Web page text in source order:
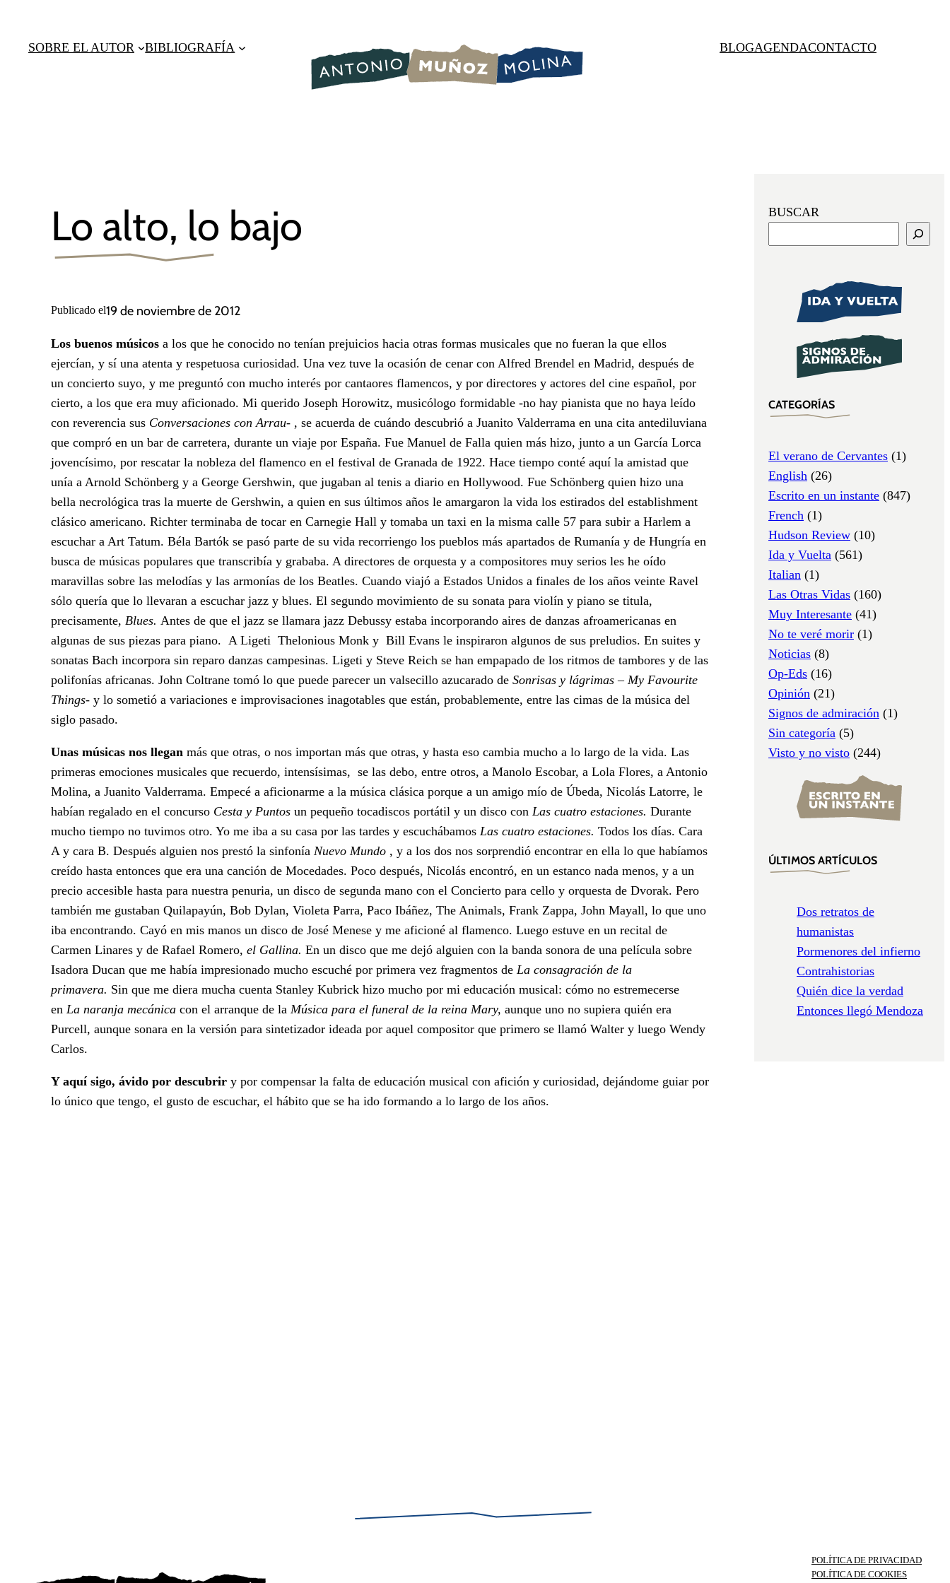
contenido
SOBRE EL AUTOR BIBLIOGRAFÍA BLOGAGENDACONTACTO
Lo alto, lo bajo
Publicado el19 de noviembre de 2012
Los buenos músicos a los que he conocido no tenían prejuicios hacia otras formas musicales que no fueran la que ellos
ejercían, y sí una atenta y respetuosa curiosidad. Una vez tuve la ocasión de cenar con Alfred Brendel en Madrid, después de
un concierto suyo, y me preguntó con mucho interés por cantaores flamencos, y por directores y actores del cine español, por
cierto, a los que era muy aficionado. Mi querido Joseph Horowitz, musicólogo formidable -no hay pianista que no haya leído
con reverencia sus Conversaciones con Arrau- , se acuerda de cuándo descubrió a Juanito Valderrama en una cita antediluviana
que compró en un bar de carretera, durante un viaje por España. Fue Manuel de Falla quien más hizo, junto a un García Lorca
jovencísimo, por rescatar la nobleza del flamenco en el festival de Granada de 1922. Hace tiempo conté aquí la amistad que
unía a Arnold Schönberg y a George Gershwin, que jugaban al tenis a diario en Hollywood. Fue Schönberg quien hizo una
bella necrológica tras la muerte de Gershwin, a quien en sus últimos años le amargaron la vida los estirados del establishment
clásico americano. Richter terminaba de tocar en Carnegie Hall y tomaba un taxi en la misma calle 57 para subir a Harlem a
escuchar a Art Tatum. Béla Bartók se pasó parte de su vida recorriengo los pueblos más apartados de Rumanía y de Hungría en
busca de músicas populares que transcribía y grababa. A directores de orquesta y a compositores muy serios les he oído
maravillas sobre las melodías y las armonías de los Beatles. Cuando viajó a Estados Unidos a finales de los años veinte Ravel
sólo quería que lo llevaran a escuchar jazz y blues. El segundo movimiento de su sonata para violín y piano se titula,
precisamente, Blues. Antes de que el jazz se llamara jazz Debussy estaba incorporando aires de danzas afroamericanas en
algunas de sus piezas para piano. A Ligeti Thelonious Monk y Bill Evans le inspiraron algunos de sus preludios. En suites y
sonatas Bach incorpora sin reparo danzas campesinas. Ligeti y Steve Reich se han empapado de los ritmos de tambores y de las
polifonías africanas. John Coltrane tomó lo que puede parecer un valsecillo azucarado de Sonrisas y lágrimas– My Favourite
Things- y lo sometió a variaciones e improvisaciones inagotables que están, probablemente, entre las cimas de la música del
siglo pasado.
Unas músicas nos llegan más que otras, o nos importan más que otras, y hasta eso cambia mucho a lo largo de la vida. Las
primeras emociones musicales que recuerdo, intensísimas, se las debo, entre otros, a Manolo Escobar, a Lola Flores, a Antonio
Molina, a Juanito Valderrama. Empecé a aficionarme a la música clásica porque a un amigo mío de Úbeda, Nicolás Latorre, le
habían regalado en el concurso Cesta y Puntos un pequeño tocadiscos portátil y un disco con Las cuatro estaciones. Durante
mucho tiempo no tuvimos otro. Yo me iba a su casa por las tardes y escuchábamos Las cuatro estaciones. Todos los días. Cara
A y cara B. Después alguien nos prestó la sinfonía Nuevo Mundo , y a los dos nos sorprendió encontrar en ella lo que habíamos
creído hasta entonces que era una canción de Mocedades. Poco después, Nicolás encontró, en un estanco nada menos, y a un
precio accesible hasta para nuestra penuria, un disco de segunda mano con el Concierto para cello y orquesta de Dvorak. Pero
también me gustaban Quilapayún, Bob Dylan, Violeta Parra, Paco Ibáñez, The Animals, Frank Zappa, John Mayall, lo que uno
iba encontrando. Cayó en mis manos un disco de José Menese y me aficioné al flamenco. Luego estuve en un recital de
Carmen Linares y de Rafael Romero, el Gallina. En un disco que me dejó alguien con la banda sonora de una película sobre
Isadora Ducan que me había impresionado mucho escuché por primera vez fragmentos de La consagración de la
primavera. Sin que me diera mucha cuenta Stanley Kubrick hizo mucho por mi educación musical: cómo no estremecerse
en La naranja mecánica con el arranque de la Música para el funeral de la reina Mary, aunque uno no supiera quién era
Purcell, aunque sonara en la versión para sintetizador ideada por aquel compositor que primero se llamó Walter y luego Wendy
Carlos.
Y aquí sigo, ávido por descubrir y por compensar la falta de educación musical con afición y curiosidad, dejándome guiar por
lo único que tengo, el gusto de escuchar, el hábito que se ha ido formando a lo largo de los años.
BUSCAR
CATEGORÍAS
El verano de Cervantes (1)
English (26)
Escrito en un instante (847)
French (1)
Hudson Review (10)
Ida y Vuelta (561)
Italian (1)
Las Otras Vidas (160)
Muy Interesante (41)
No te veré morir (1)
Noticias (8)
Op-Eds (16)
Opinión (21)
Signos de admiración (1)
Sin categoría (5)
Visto y no visto (244)
ÚLTIMOS ARTÍCULOS
Dos retratos de
humanistas
Pormenores del infierno
Contrahistorias
Quién dice la verdad
Entonces llegó Mendoza
POLÍTICA DE PRIVACIDAD
POLÍTICA DE COOKIES